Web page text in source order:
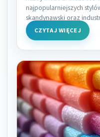
najpopularniejszych
skandynawski oraz
CZYTAJ WIĘCEJ